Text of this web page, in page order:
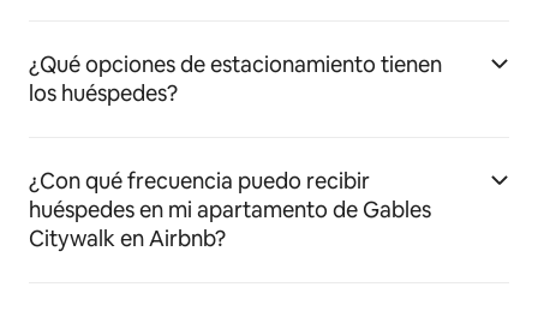
¿Qué opciones de estacionamiento tienen
los huéspedes?
¿Con qué frecuencia puedo recibir
huéspedes en mi apartamento de Gables
Citywalk en Airbnb?